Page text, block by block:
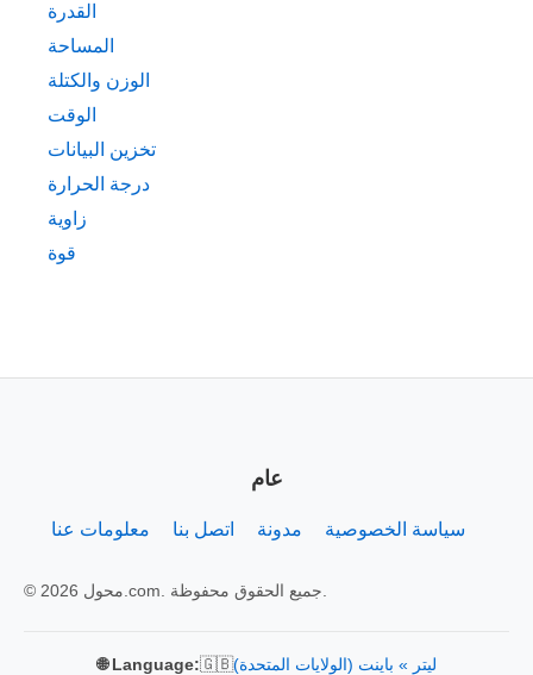
القدرة
المساحة
الوزن والكتلة
الوقت
تخزين البيانات
درجة الحرارة
زاوية
قوة
عام
معلومات عنا اتصل بنا مدونة سياسة الخصوصية
🌐 Language:🇬🇧ليتر » باينت (الولايات المتحدة)